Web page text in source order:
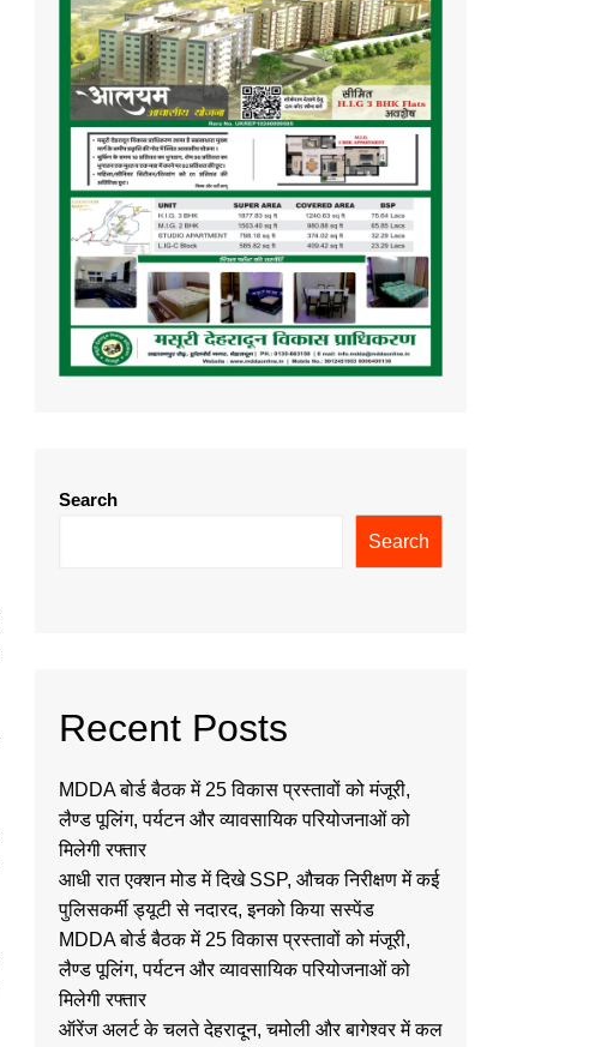
Search
Search
Recent Posts
MDDA बोर्ड बैठक में 25 विकास प्रस्तावों को मंजूरी,
लैण्ड पूलिंग, पर्यटन और व्यावसायिक परियोजनाओं को
मिलेगी रफ्तार
आधी रात एक्शन मोड में दिखे SSP, औचक निरीक्षण में कई
पुलिसकर्मी ड्यूटी से नदारद, इनको किया सस्पेंड
MDDA बोर्ड बैठक में 25 विकास प्रस्तावों को मंजूरी,
लैण्ड पूलिंग, पर्यटन और व्यावसायिक परियोजनाओं को
मिलेगी रफ्तार
ऑरेंज अलर्ट के चलते देहरादून, चमोली और बागेश्वर में कल